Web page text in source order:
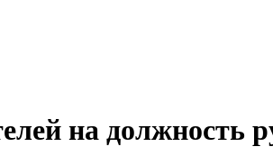
на должность